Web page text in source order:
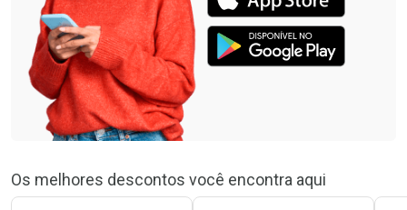
Os melhores descontos você encontra aqui